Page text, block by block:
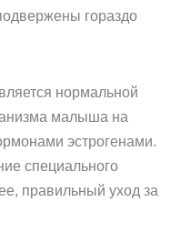
гораздо
нормальной
малыша на
эстрогенами.
специального
правильный уход за